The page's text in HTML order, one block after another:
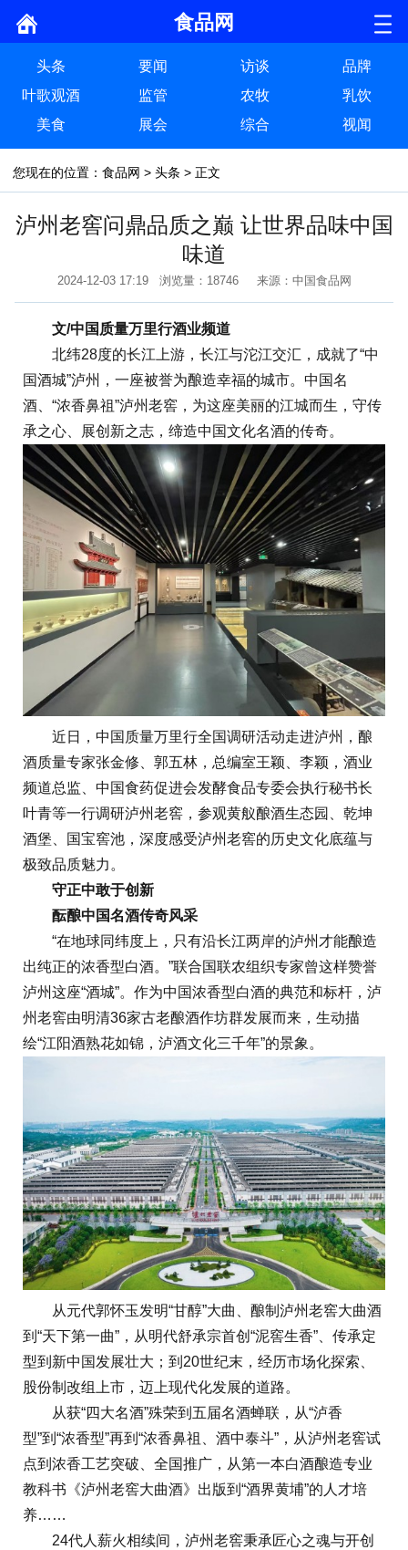
食品网
头条 要闻 访谈
品牌
叶歌观酒
监管 农牧
乳饮
美食
展会 综合 视闻
您现在的位置： 食品网 > 头条 > 正文
泸州老窖问鼎品质之巅 让世界品味中国
味道
2024-12-03 17:19 浏览量：18746 来源：中国食品网
文/中国质量万里行酒业频道
北纬28度的长江上游，长江与沱江交汇，成就了“中
国酒城”泸州，一座被誉为酿造幸福的城市。中国名
酒、“浓香鼻祖”泸州老窖，为这座美丽的江城而生，守传
承之心、展创新之志，缔造中国文化名酒的传奇。
近日，中国质量万里行全国调研活动走进泸州，酿
酒质量专家张金修、郭五林，总编室王颖、李颖，酒业
频道总监、中国食药促进会发酵食品专委会执行秘书长
叶青等一行调研泸州老窖，参观黄舣酿酒生态园、乾坤
酒堡、国宝窖池，深度感受泸州老窖的历史文化底蕴与
极致品质魅力。
守正中敢于创新
酝酿中国名酒传奇风采
“在地球同纬度上，只有沿长江两岸的泸州才能酿造
出纯正的浓香型白酒。”联合国联农组织专家曾这样赞誉
泸州这座“酒城”。作为中国浓香型白酒的典范和标杆，泸
州老窖由明清36家古老酿酒作坊群发展而来，生动描
绘“江阳酒熟花如锦，泸酒文化三千年”的景象。
从元代郭怀玉发明“甘醇”大曲、酿制泸州老窖大曲酒
到“天下第一曲”，从明代舒承宗首创“泥窖生香”、传承定
型到新中国发展壮大；到20世纪末，经历市场化探索、
股份制改组上市，迈上现代化发展的道路。
从获“四大名酒”殊荣到五届名酒蝉联，从“泸香
型”到“浓香型”再到“浓香鼻祖、酒中泰斗”，从泸州老窖试
点到浓香工艺突破、全国推广，从第一本白酒酿造专业
教科书《泸州老窖大曲酒》出版到“酒界黄埔”的人才培
养……
24代人薪火相续间，泸州老窖秉承匠心之魂与开创